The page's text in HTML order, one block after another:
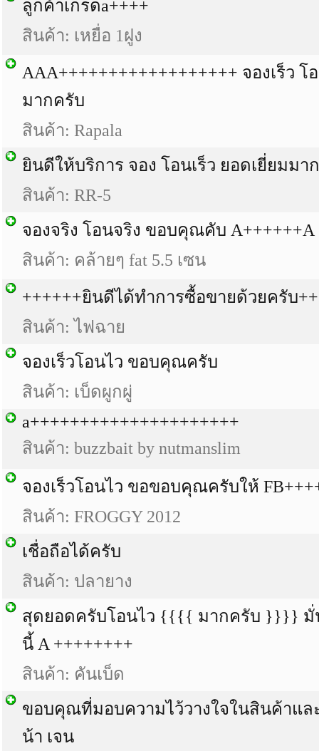
ลูกค้าเกรดa++++
สินค้า: เหยื่อ 1ฝูง
AAA++++++++++++++++++ จองเร็ว
มากครับ
สินค้า: Rapala
ยินดีให้บริการ จอง โอนเร็ว ยอดเยี่ยมมา
สินค้า: RR-5
จองจริง โอนจริง ขอบคุณคับ A++++++A
สินค้า: คล้ายๆ fat 5.5 เซน
++++++ยินดีได้ทำการซื้อขายด้วยครับ
สินค้า: ไฟฉาย
จองเร็วโอนไว ขอบคุณครับ
สินค้า: เบ็ดผูกผู่
a+++++++++++++++++++++
สินค้า: buzzbait by nutmanslim
จองเร็วโอนไว ขอขอบคุณครับให้
สินค้า: FROGGY 2012
เชื่อถือได้ครับ
สินค้า: ปลายาง
สุดยอดครับโอนไว {{{{ มากครับ }}}} มั่
นี้ A ++++++++
สินค้า: คันเบ็ด
ขอบคุณที่มอบความไว้วางใจในสินค้าแล
น้า เจน